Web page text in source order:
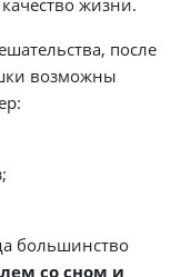
жизни.
после
возможны
большинство
со сном и